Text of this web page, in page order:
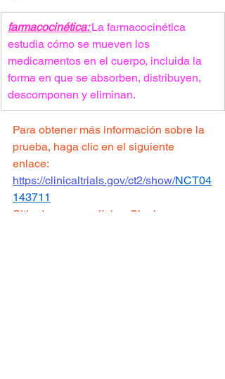
farmacocinética: La farmacocinética
estudia cómo se mueven los
medicamentos en el cuerpo, incluida la
forma en que se absorben, distribuyen,
descomponen y eliminan.
Para obtener más información sobre la
prueba, haga clic en el siguiente
enlace:
https://clinicaltrials.gov/ct2/show/NCT04
143711
Sitio de ensayo clínico: Sinai